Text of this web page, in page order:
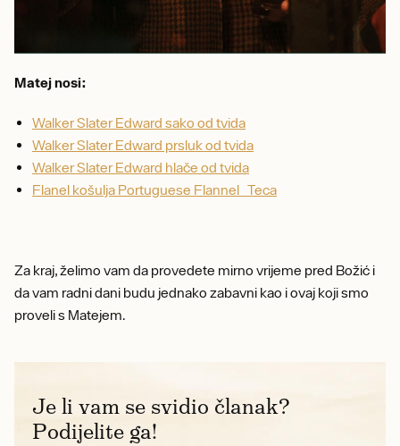
Matej nosi:
Walker Slater Edward sako od tvida
Walker Slater Edward prsluk od tvida
Walker Slater Edward hlače od tvida
Flanel košulja Portuguese Flannel Teca
Za kraj, želimo vam da provedete mirno vrijeme pred Božić i
da vam radni dani budu jednako zabavni kao i ovaj koji smo
proveli s Matejem.
Je li vam se svidio članak?
Podijelite ga!